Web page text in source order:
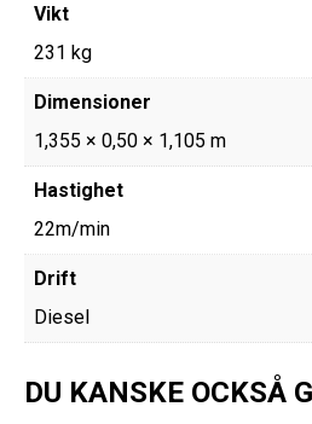
Vikt
231 kg
Dimensioner
1,355 × 0,50 × 1,105 m
Hastighet
22m/min
Drift
Diesel
DU KANSKE OCKSÅ